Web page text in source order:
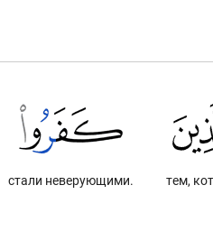
тем,
стали неверующими.